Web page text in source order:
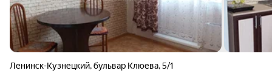
Ленинск-Кузнецкий,бульвар Клюева,5/1